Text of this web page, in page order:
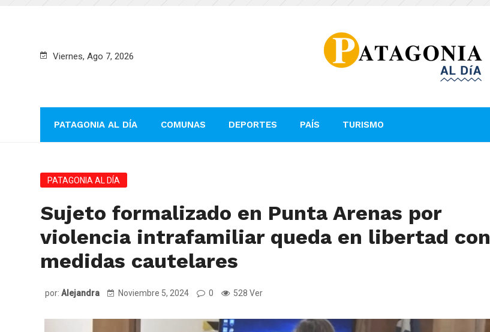
Viernes, Ago 7, 2026
PATAGONIA AL DÍA COMUNAS DEPORTES PAÍS TURISMO
PATAGONIA AL DÍA
Sujeto formalizado en Punta Arenas por
violencia intrafamiliar queda en libertad con
medidas cautelares
por: Alejandra Noviembre 5, 2024 0 528 Ver